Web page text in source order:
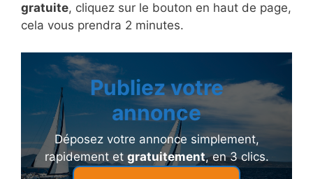
gratuite, cliquez sur le bouton en haut de page,
cela vous prendra 2 minutes.
Publiez votre
annonce
Déposez votre annonce simplement,
rapidement et gratuitement, en 3 clics.